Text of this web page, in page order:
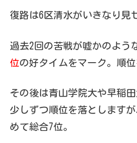
復路は6区清水がいきなり見
過去2回の苦戦が嘘かのよう
位の好タイムをマーク。順
その後は青山学院大や早稲
少しずつ順位を落とします
めて総合7位。